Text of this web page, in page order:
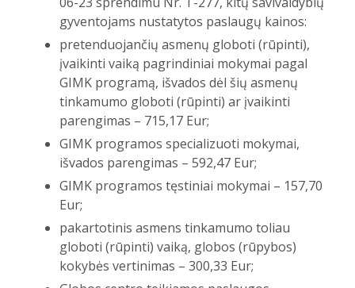
gyventojams nustatytos paslaugų kainos:
pretenduojančių asmenų globoti (rūpinti),
įvaikinti vaiką pagrindiniai mokymai pagal
GIMK programą, išvados dėl šių asmenų
tinkamumo globoti (rūpinti) ar įvaikinti
parengimas – 715,17 Eur;
GIMK programos specializuoti mokymai,
išvados parengimas – 592,47 Eur;
GIMK programos tęstiniai mokymai – 157,70
Eur;
pakartotinis asmens tinkamumo toliau
globoti (rūpinti) vaiką, globos (rūpybos)
kokybės vertinimas – 300,33 Eur;